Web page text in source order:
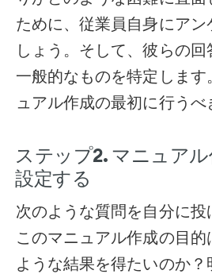
ために、従業員自身にアン
しょう。そして、彼らの
一般的なものを特定しま
ュアル作成の最初に行うべ
ステップ2. マニュア
設定する
次のような質問を自分に投
このマニュアル作成の目
ような結果を得たいのか